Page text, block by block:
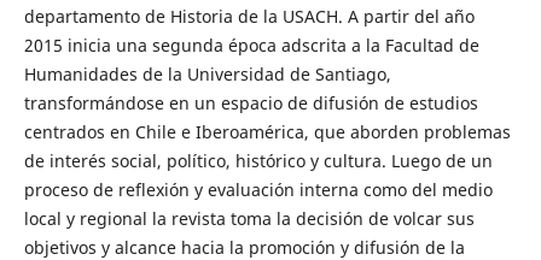
departamento de Historia de la USACH. A partir del año
2015 inicia una segunda época adscrita a la Facultad de
Humanidades de la Universidad de Santiago,
transformándose en un espacio de difusión de estudios
centrados en Chile e Iberoamérica, que aborden problemas
de interés social, político, histórico y cultura. Luego de un
proceso de reflexión y evaluación interna como del medio
local y regional la revista toma la decisión de volcar sus
objetivos y alcance hacia la promoción y difusión de la